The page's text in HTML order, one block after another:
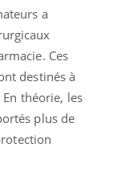
a
Ces
destinés à
théorie, les
plus de